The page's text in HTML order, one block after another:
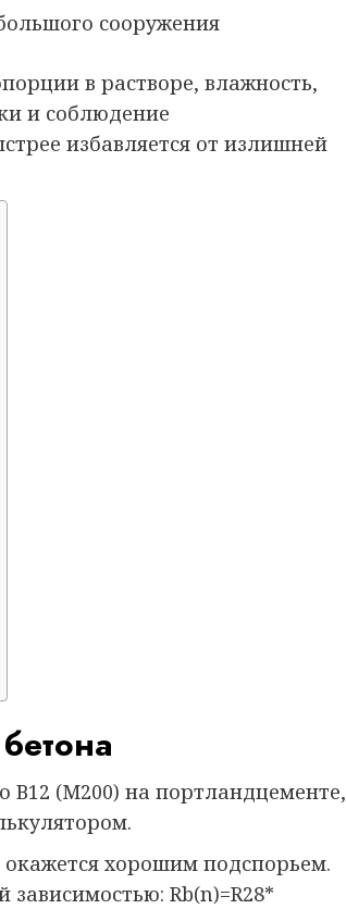
сооружения
в растворе, влажность,
и соблюдение
избавляется от излишней
В12 (М200) на портландцементе,
хорошим подспорьем.
Rb(n)=R28*